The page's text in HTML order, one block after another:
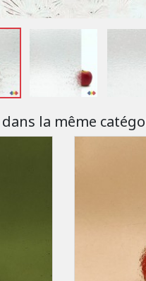
la même